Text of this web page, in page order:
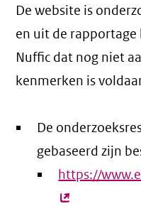
De website is
en uit de
Nuffic dat nog niet
kenmerken is
De
gebaseerd zijn
https://